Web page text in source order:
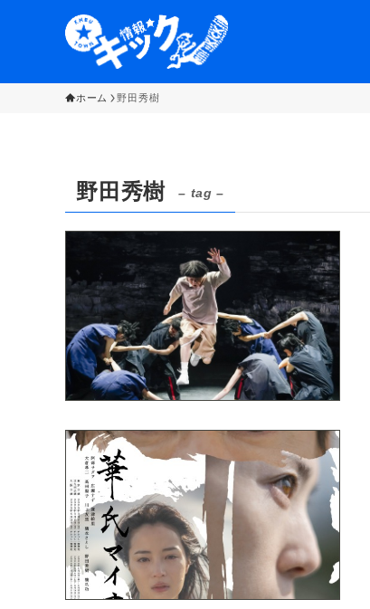
ホーム 野田秀樹
野田秀樹 – tag –